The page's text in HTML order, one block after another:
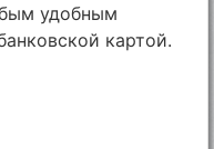
удобным
картой.